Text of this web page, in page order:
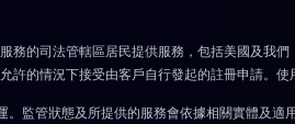
務的司法管轄區居民提供服務，包括美國及我
的情況下接受由客戶自行發起的註冊申請。使
監管狀態及所提供的服務會依據相關實體及